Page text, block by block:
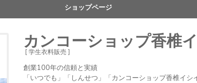
ショップページ
カンコーショップ香椎
[ 学生衣料販売 ]
創業100年の信頼と実績
「いつでも」「しんせつ」「カンコーショップ香椎イシ